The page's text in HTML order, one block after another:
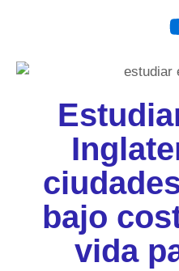
bajo
vida